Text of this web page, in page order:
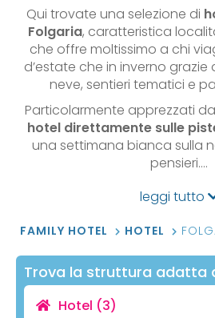
Qui trovate una selezione di
Folgaria, caratteristica
che offre moltissimo a chi
d’estate che in inverno
neve, sentieri tematici e
Particolarmente apprezzati
hotel direttamente sulle
una settimana bianca sulla
pensieri.…
leggi tutto
FAMILY HOTEL HOTEL
Trova la struttura adatta
Hotel (3)